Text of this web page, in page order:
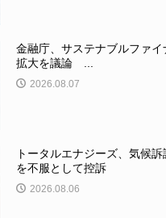
金融庁、サステナブルファイ
拡大を議論 ...
2026.08.07
トータルエナジーズ、気候
を不服として控訴
2026.08.06